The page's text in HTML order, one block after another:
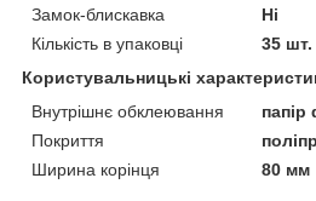
Замок-блискавка
Ні
Кількість в упаковці
35 шт.
Користувальницькі
Внутрішнє обклеювання
Покриття
Ширина корінця
80 мм